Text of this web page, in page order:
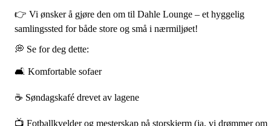
👉 Vi ønsker å gjøre den om til Dahle Lounge – et hyggelig
samlingssted for både store og små i nærmiljøet!
💭 Se for deg dette:
🛋️ Komfortable sofaer
☕ Søndagskafé drevet av lagene
📺 Fotballkvelder og mesterskap på storskjerm (ja, vi drømmer om